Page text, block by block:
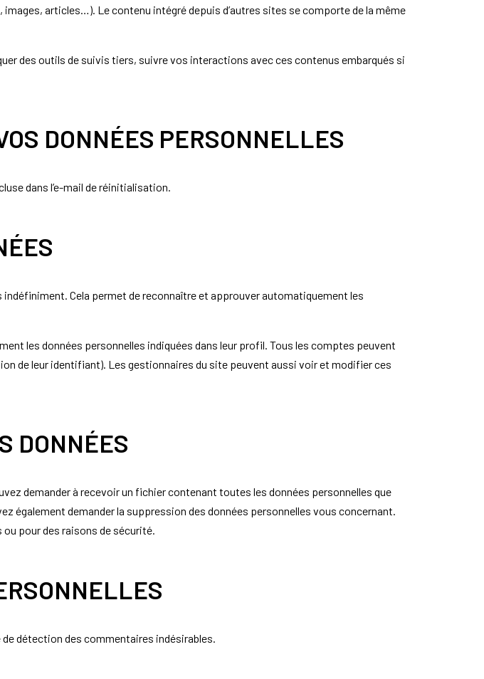
articles…). Le contenu intégré depuis d’autres sites se comporte de la même
des outils de suivis tiers, suivre vos interactions avec ces contenus embarqués si
DONNÉES PERSONNELLES
dans l’e-mail de réinitialisation.
Cela permet de reconnaître et approuver automatiquement les
les données personnelles indiquées dans leur profil. Tous les comptes peuvent
de leur identifiant). Les gestionnaires du site peuvent aussi voir et modifier ces
DONNÉES
demander à recevoir un fichier contenant toutes les données personnelles que
également demander la suppression des données personnelles vous concernant.
pour des raisons de sécurité.
détection des commentaires indésirables.